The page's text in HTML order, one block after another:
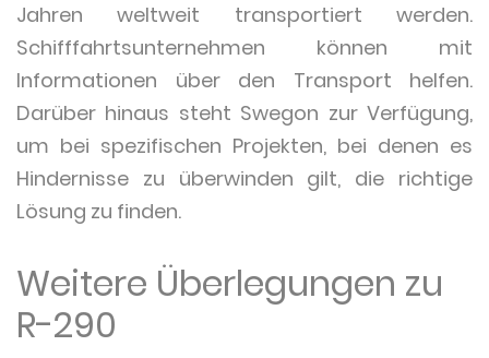
Jahren weltweit transportiert werden.
Schifffahrtsunternehmen können mit
Informationen über den Transport helfen.
Darüber hinaus steht Swegon zur Verfügung,
um bei spezifischen Projekten, bei denen es
Hindernisse zu überwinden gilt, die richtige
Lösung zu finden.
Weitere Überlegungen zu
R-290